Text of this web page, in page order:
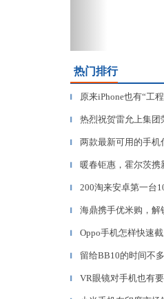
热门排行
▎ 原来iPhone也有“工
▎ 热烈祝贺雷允上集团
▎ 两款最新可用的手机
▎ 暖春钜惠，霍尔茨携
▎ 200淘来安卓第一台
▎ 海鼎携手优米购，解
▎ Oppo手机怎样快速截
▎ 留给BB10的时间不
▎ VR眼镜对手机也有